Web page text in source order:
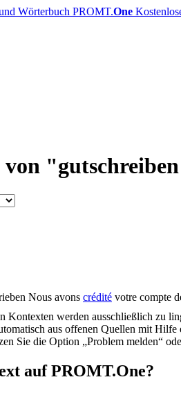
PROMT.One
von
Nous avons crédité votre compte
Kontexten werden ausschließlich zu
aus offenen Quellen mit
Sie die Option „Problem melden“
auf PROMT.One?